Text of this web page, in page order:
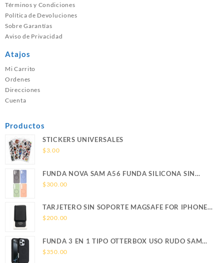
Términos y Condiciones
Política de Devoluciones
Sobre Garantías
Aviso de Privacidad
Atajos
Mi Carrito
Ordenes
Direcciones
Cuenta
Productos
STICKERS UNIVERSALES
$3.00
FUNDA NOVA SAM A56 FUNDA SILICONA SIN
SOPORTE MAGNETICO SAMSUNG
$300.00
TARJETERO SIN SOPORTE MAGSAFE FOR IPHONE
LEATHER WALLET MAGSAFE
$200.00
FUNDA 3 EN 1 TIPO OTTERBOX USO RUDO SAM
S26 ULTRA SAMSUNG S26 ULTRA
$350.00